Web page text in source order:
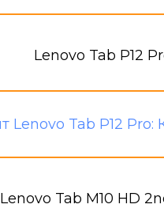
Lenovo Tab P12
Lenovo Tab M10 HD